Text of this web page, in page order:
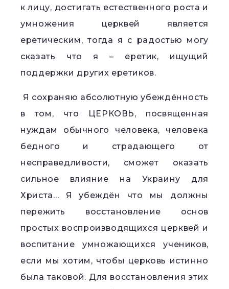
к лицу, достигать естественного роста и
умножения церквей является
еретическим, тогда я с радостью могу
сказать что я – еретик, ищущий
поддержки других еретиков.
Я сохраняю абсолютную убеждённость
в том, что ЦЕРКОВЬ, посвященная
нуждам обычного человека, человека
бедного и страдающего от
несправедливости, сможет оказать
сильное влияние на Украину для
Христа… Я убеждён что мы должны
пережить восстановление основ
простых воспроизводящихся церквей и
воспитание умножающихся учеников,
если мы хотим, чтобы церковь истинно
была таковой. Для восстановления этих